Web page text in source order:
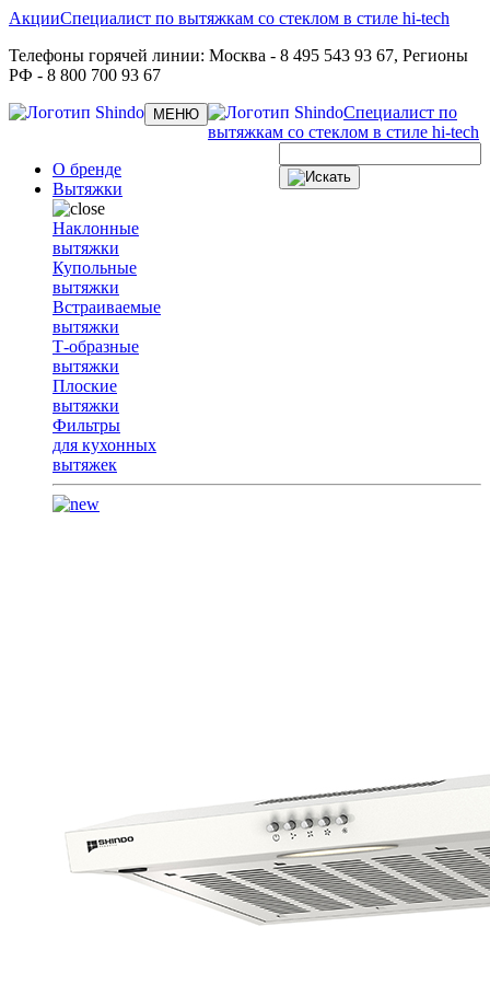
Акции
Телефоны горячей линии: Москва - 8 495 543 93 67, Регионы
РФ - 8 800 700 93 67
Специалист по вытяжкам со стеклом в стиле hi-tech
Toggle
navigation
МЕНЮ
Специалист по
вытяжкам со стеклом в стиле hi-tech
О бренде
Вытяжки
Наклонные
вытяжки
Купольные
вытяжки
Встраиваемые
вытяжки
Т-образные
вытяжки
Плоские
вытяжки
Фильтры
для кухонных
вытяжек